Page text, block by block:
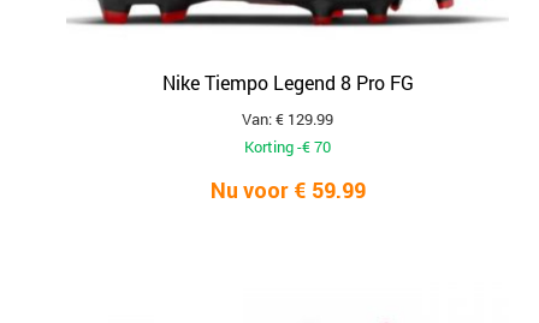
Nike Tiempo Legend 8 Pro FG
Van: € 129.99
Korting -€ 70
Nu voor € 59.99